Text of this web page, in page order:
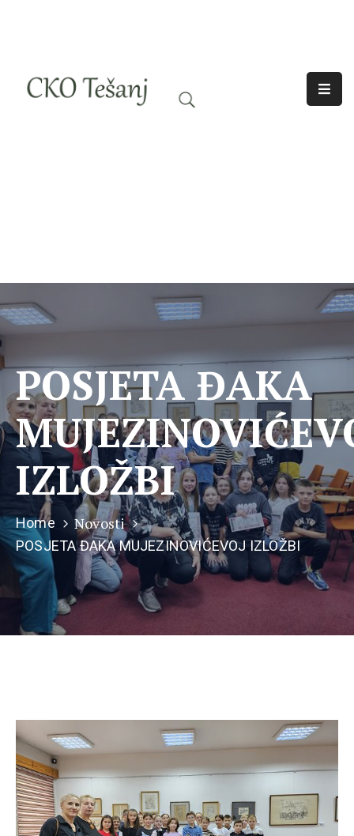
Nama
POSJETA ĐAKA
IZLOŽBI
Home Novosti
POSJETA ĐAKA MUJEZINOVIĆEVOJ IZLOŽBI